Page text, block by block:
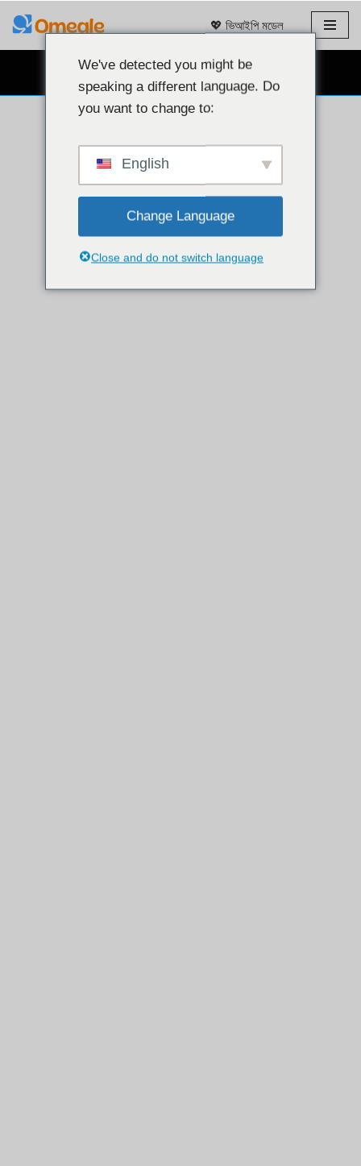
💖 ভিআইপি মডেল
বিনামূল্যে ওয়েবক্যাম চ্যাট 👉
We've detected you might be
speaking a different language. Do
you want to change to:
English
Change Language
Close and do not switch language